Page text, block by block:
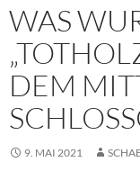
WAS
DEM
9. MAI 2021